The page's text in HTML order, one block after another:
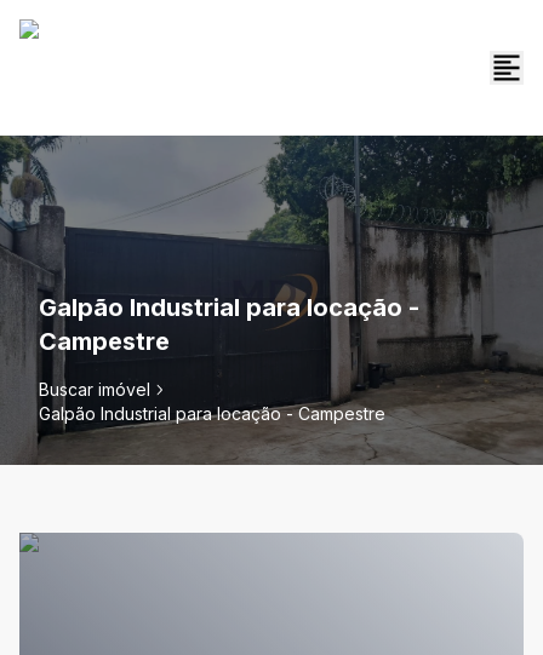
Galpão Industrial para locação -
Campestre
Buscar imóvel
Galpão Industrial para locação - Campestre